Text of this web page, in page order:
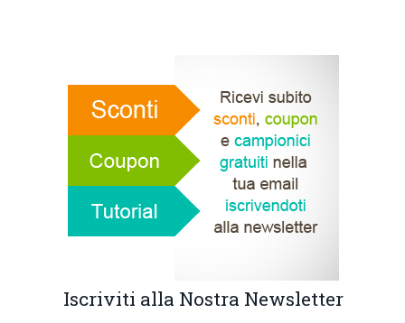
Iscriviti alla Nostra Newsletter